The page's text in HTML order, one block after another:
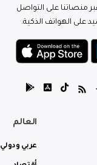
منصاتنا على التواصل
على الهواتف الذكية.
العالم
عربي ودولي